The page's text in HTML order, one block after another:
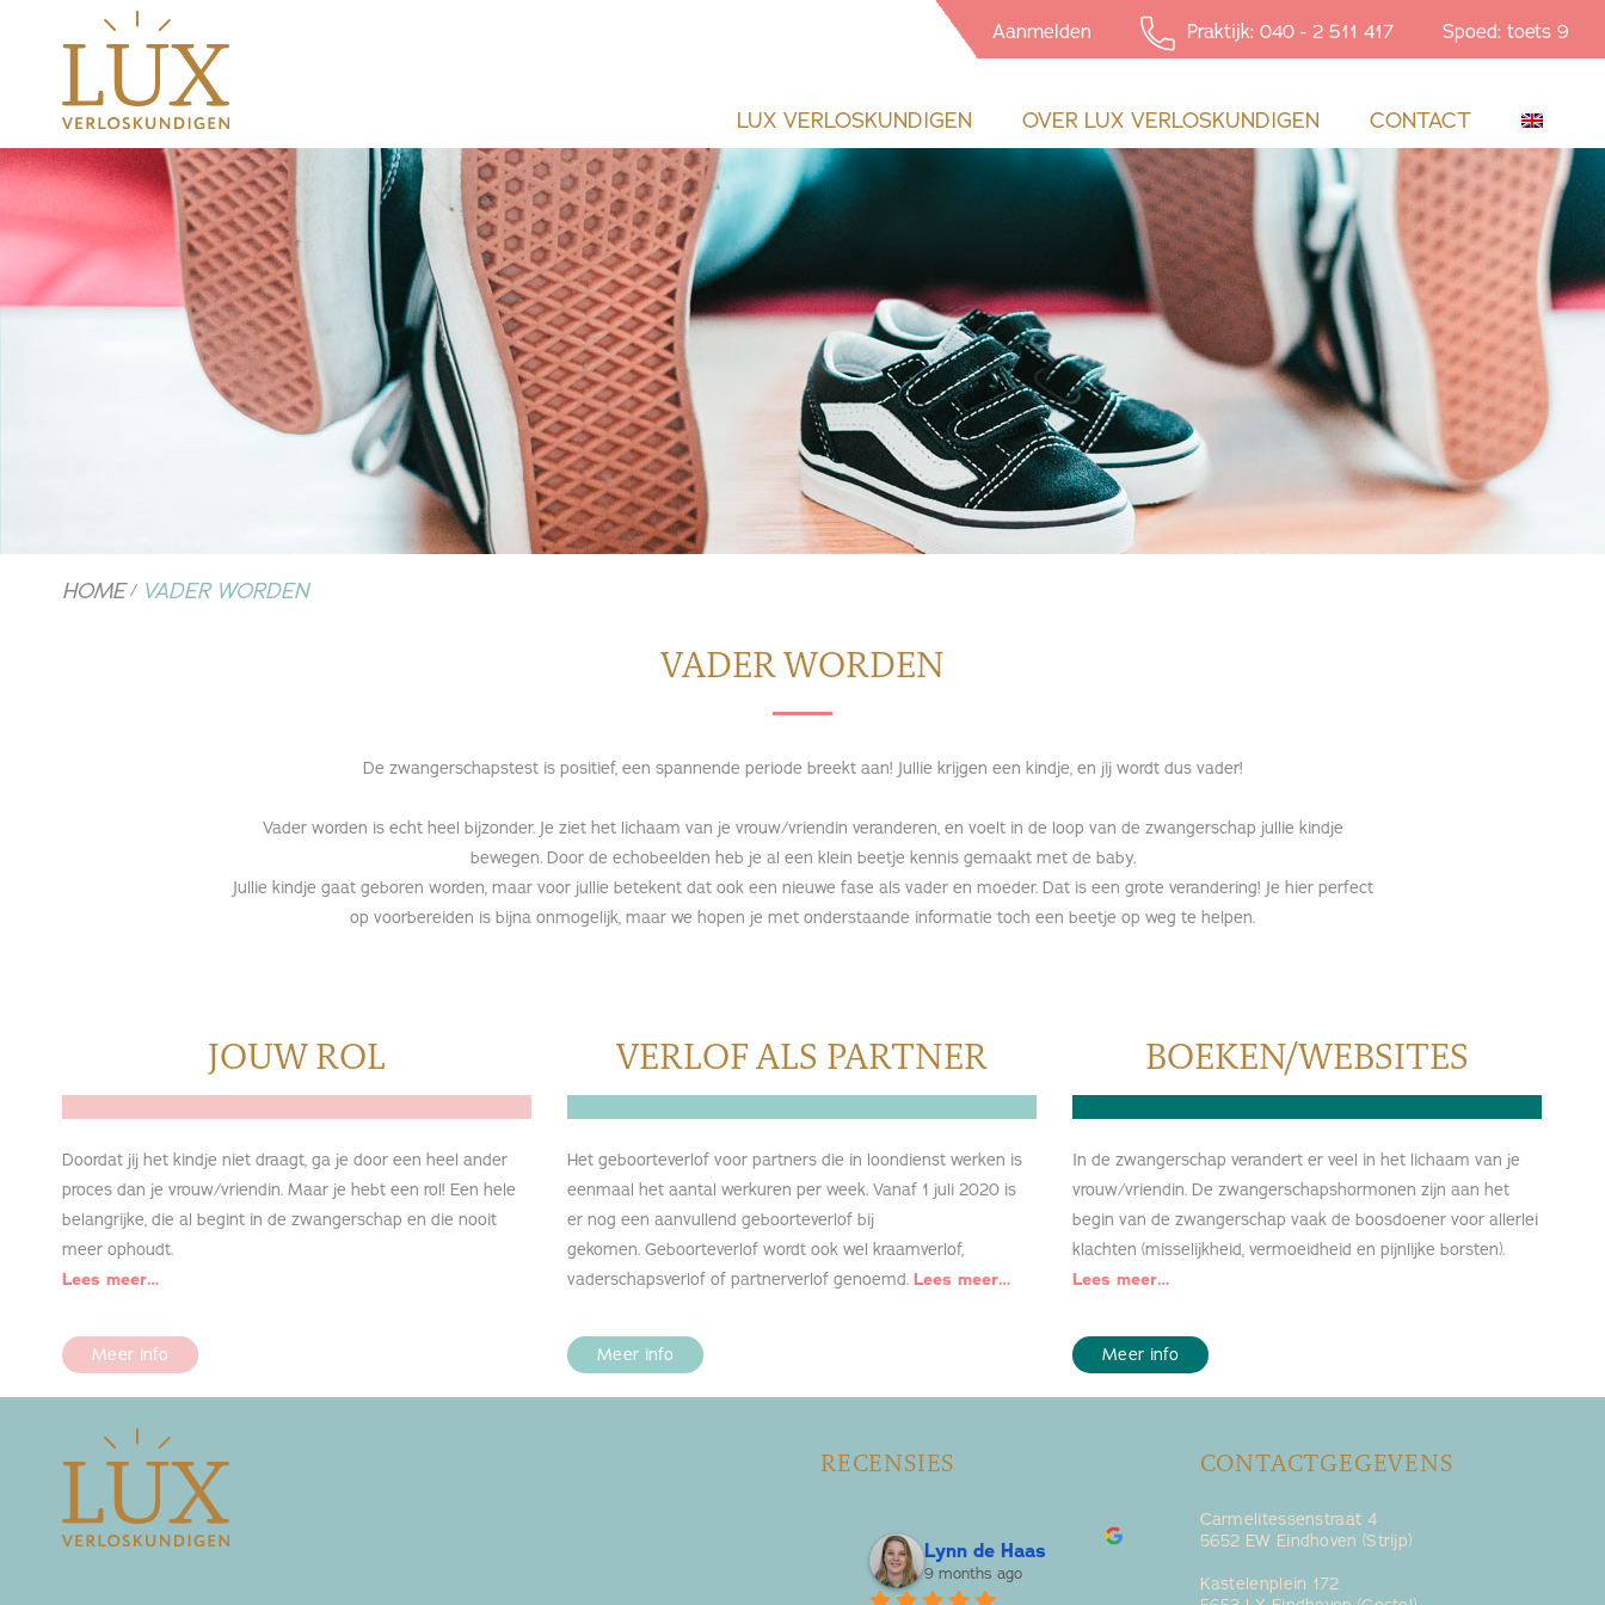
Aanmelden Praktijk: 040 - 2 511 417 Spoed: toets 9
LUX VERLOSKUNDIGEN OVER LUX VERLOSKUNDIGEN CONTACT
HOME / VADER WORDEN
VADER WORDEN
De zwangerschapstest is positief, een spannende periode breekt aan! Jullie krijgen een kindje, en jij wordt dus vader!
Vader worden is echt heel bijzonder. Je ziet het lichaam van je vrouw/vriendin veranderen, en voelt in de loop van de zwangerschap jullie kindje
bewegen. Door de echobeelden heb je al een klein beetje kennis gemaakt met de baby.
Jullie kindje gaat geboren worden, maar voor jullie betekent dat ook een nieuwe fase als vader en moeder. Dat is een grote verandering! Je hier perfect
op voorbereiden is bijna onmogelijk, maar we hopen je met onderstaande informatie toch een beetje op weg te helpen.
JOUW ROL
Doordat jij het kindje niet draagt, ga je door een heel ander
proces dan je vrouw/vriendin. Maar je hebt een rol! Een hele
belangrijke, die al begint in de zwangerschap en die nooit
meer ophoudt.
Lees meer…
Meer info
VERLOF ALS PARTNER
Het geboorteverlof voor partners die in loondienst werken is
eenmaal het aantal werkuren per week. Vanaf 1 juli 2020 is
er nog een aanvullend geboorteverlof bij
gekomen. Geboorteverlof wordt ook wel kraamverlof,
vaderschapsverlof of partnerverlof genoemd. Lees meer…
Meer info
BOEKEN/WEBSITES
In de zwangerschap verandert er veel in het lichaam van je
vrouw/vriendin. De zwangerschapshormonen zijn aan het
begin van de zwangerschap vaak de boosdoener voor allerlei
klachten (misselijkheid, vermoeidheid en pijnlijke borsten).
Lees meer…
Meer info
RECENSIES
Lynn de Haas
9 months ago
Anniek Mol
9 months ago
CONTACTGEGEVENS
Carmelitessenstraat 4
5652 EW Eindhoven (Strijp)
Kastelenplein 172